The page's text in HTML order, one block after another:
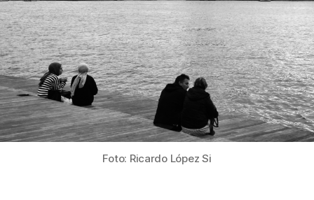
Foto: Ricardo López Si